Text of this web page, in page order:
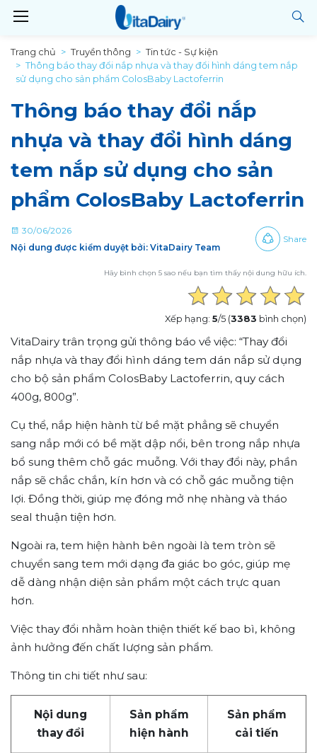
Trang chủ Truyền thông
Tin tức - Sự kiện
Thông báo thay đổi nắp nhựa và thay đổi hình dáng tem nắp
sử dụng cho sản phẩm ColosBaby Lactoferrin
Thông báo thay đổi nắp
nhựa và thay đổi hình dáng
tem nắp sử dụng cho sản
phẩm ColosBaby Lactoferrin
30/06/2026
Nội dung được kiểm duyệt bởi: VitaDairy Team
Share
Hãy bình chọn 5 sao nếu bạn tìm thấy nội dung hữu ích.
Xếp hạng: 5/5 (3383 bình chọn)
VitaDairy trân trọng gửi thông báo về việc: “Thay đổi
nắp nhựa và thay đổi hình dáng tem dán nắp sử dụng
cho bộ sản phẩm ColosBaby Lactoferrin, quy cách
400g, 800g”.
Cụ thể, nắp hiện hành từ bề mặt phẳng sẽ chuyển
sang nắp mới có bề mặt dập nổi, bên trong nắp nhựa
bổ sung thêm chỗ gác muỗng. Với thay đổi này, phần
nắp sẽ chắc chắn, kín hơn và có chỗ gác muỗng tiện
lợi. Đồng thời, giúp mẹ đóng mở nhẹ nhàng và tháo
seal thuận tiện hơn.
Ngoài ra, tem hiện hành bên ngoài là tem tròn sẽ
chuyển sang tem mới dạng đa giác bo góc, giúp mẹ
dễ dàng nhận diện sản phẩm một cách trực quan
hơn.
Việc thay đổi nhằm hoàn thiện thiết kế bao bì, không
ảnh hưởng đến chất lượng sản phẩm.
Thông tin chi tiết như sau:
Nội dung
thay đổi
Sản phẩm
hiện hành
Sản phẩm
cải tiến